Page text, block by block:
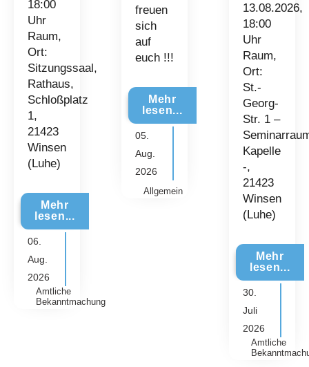
18:00
Uhr
Raum,
Ort:
Sitzungssaal,
Rathaus,
Schloßplatz
1,
21423
Winsen
(Luhe)
Mehr
lesen...
06.
Aug.
2026
Amtliche
Bekanntmachung
freuen
sich
auf
euch !!!
Mehr
lesen...
05.
Aug.
2026
Allgemein
13.08.2026,
18:00
Uhr
Raum,
Ort:
St.-
Georg-
Str. 1 –
Kapelle
-,
21423
Winsen
(Luhe)
Mehr
lesen...
30.
Juli
2026
Amtliche